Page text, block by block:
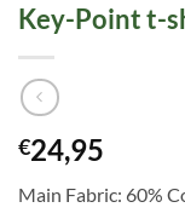
Key-Point t-
€24,95
Main Fabric: 60%